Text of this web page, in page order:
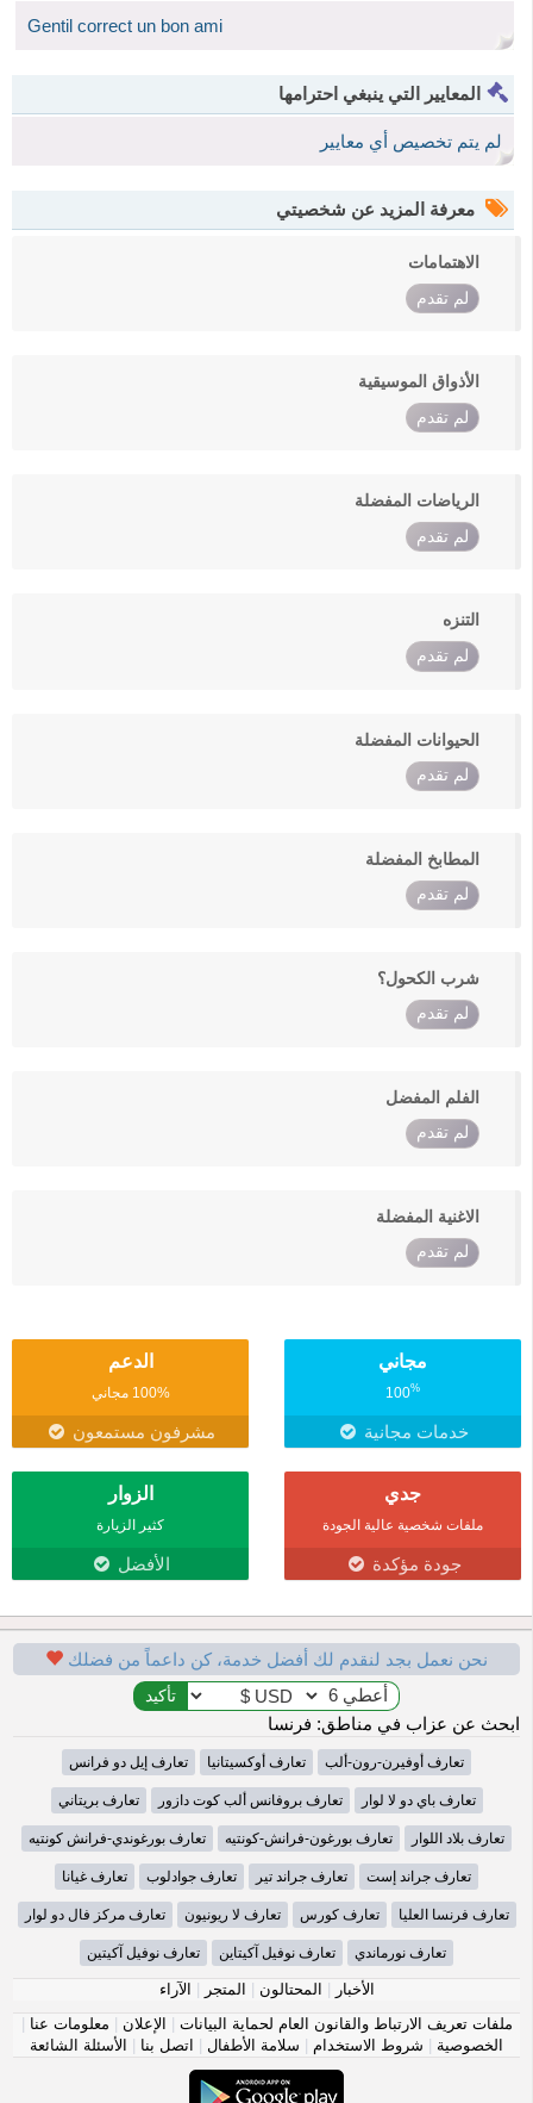
Gentil correct un bon ami
المعايير التي ينبغي احترامها
لم يتم تخصيص أي معايير
معرفة المزيد عن شخصيتي
الاهتمامات
لم تقدم
الأذواق الموسيقية
لم تقدم
الرياضات المفضلة
لم تقدم
التنزه
لم تقدم
الحيوانات المفضلة
لم تقدم
المطابخ المفضلة
لم تقدم
شرب الكحول؟
لم تقدم
الفلم المفضل
لم تقدم
الاغنية المفضلة
لم تقدم
مجاني
100%
خدمات مجانية
الدعم
100% مجاني
مشرفون مستمعون
جدي
ملفات شخصية عالية الجودة
جودة مؤكدة
الزوار
كثير الزيارة
الأفضل
نحن نعمل بجد لنقدم لك أفضل خدمة، كن داعماً من فضلك
ابحث عن عزاب في مناطق: فرنسا
تعارف أوفيرن-رون-ألب تعارف أوكسيتانيا تعارف إيل دو فرانس
تعارف باي دو لا لوار تعارف بروفانس ألب كوت دازور تعارف بريتاني
تعارف بلاد اللوار تعارف بورغون-فرانش-كونتيه تعارف بورغوندي-فرانش كونتيه
تعارف جراند إست تعارف جراند تير تعارف جوادلوب تعارف غيانا
تعارف فرنسا العليا تعارف كورس تعارف لا ريونيون تعارف مركز فال دو لوار
تعارف نورماندي تعارف نوفيل آكيتاين تعارف نوفيل آكيتين
الأخبار | المحتالون | المتجر | الآراء
ملفات تعريف الارتباط والقانون العام لحماية البيانات | الإعلان | معلومات عنا |
الخصوصية | شروط الاستخدام | سلامة الأطفال | اتصل بنا | الأسئلة الشائعة